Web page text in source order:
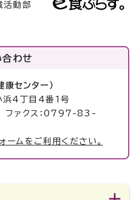
活動部
合わせ
センター）
4丁目4番1号
ァクス：0797-83-
ームをご利用ください。